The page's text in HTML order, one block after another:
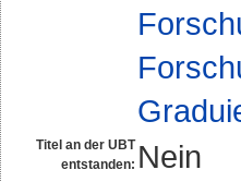
Titel an der UBT
entstanden: Nein